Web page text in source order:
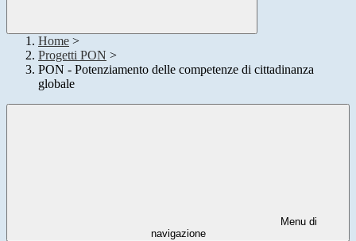
Home >
Progetti PON >
PON - Potenziamento delle competenze di cittadinanza
globale
Menu di
navigazione